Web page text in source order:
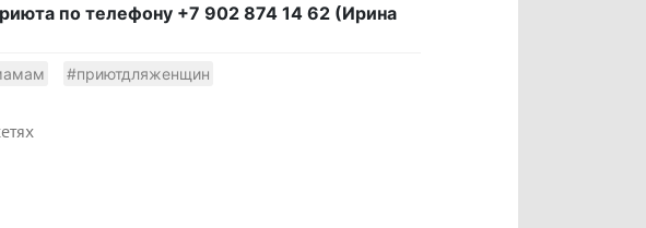
по телефону +7 902 874 14 62 (Ирина
#приютдляженщин